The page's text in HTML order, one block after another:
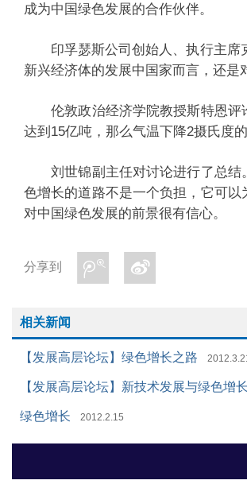
成为中国绿色发展的合作伙伴。
印孚瑟斯公司创始人、执行主席克
新兴经济体的发展中国家而言，还是
伦敦政治经济学院教授斯特恩评论
达到15亿吨，那么气温下降2摄氏度
刘世锦副主任对讨论进行了总结。
色增长的道路不是一个负担，它可
对中国绿色发展的前景很有信心。
分享到
相关新闻
【发展高层论坛】绿色增长之路
【发展高层论坛】新技术发展与绿色增长
绿色增长 2012.2.15